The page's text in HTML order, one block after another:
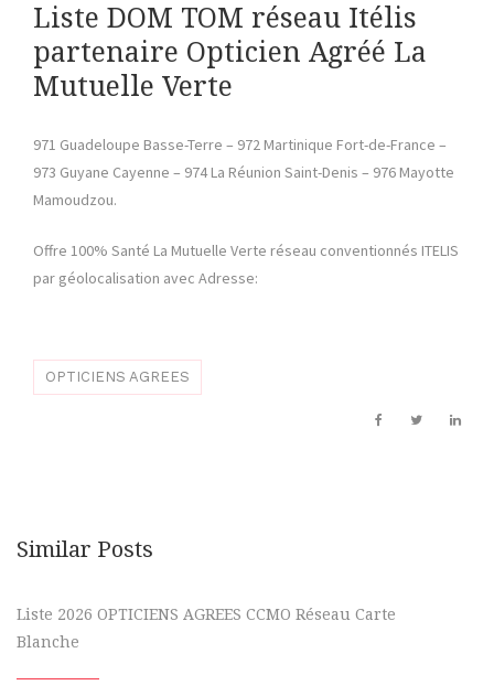
Liste DOM TOM réseau Itélis
partenaire Opticien Agréé La
Mutuelle Verte
971 Guadeloupe Basse-Terre – 972 Martinique Fort-de-France –
973 Guyane Cayenne – 974 La Réunion Saint-Denis – 976 Mayotte
Mamoudzou.
Offre 100% Santé La Mutuelle Verte réseau conventionnés ITELIS
par géolocalisation avec Adresse:
OPTICIENS AGREES
Similar Posts
Liste 2026 OPTICIENS AGREES CCMO Réseau Carte
Blanche